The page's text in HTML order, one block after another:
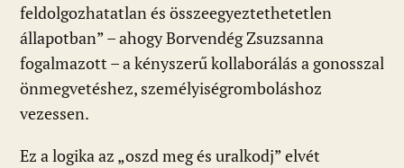
feldolgozhatatlan és összeegyeztethetetlen
állapotban” – ahogy Borvendég Zsuzsanna
fogalmazott – a kényszerű kollaborálás a gonosszal
önmegvetéshez, személyiségromboláshoz
vezessen.
Ez a logika az „oszd meg és uralkodj” elvét